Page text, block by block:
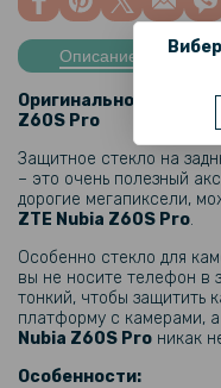
Гидрогелевая пленка
Противоударная
Гидрогелевая пленка
Описание
Оригинальное стекло
Z60S Pro
Защитное стекло на
– это очень полезный
дорогие мегапиксели,
ZTE Nubia Z60S Pro.
Особенно стекло для
вы не носите телефон в
тонкий, чтобы защитить
платформу с камерами,
Nubia Z60S Pro никак
Особенности: